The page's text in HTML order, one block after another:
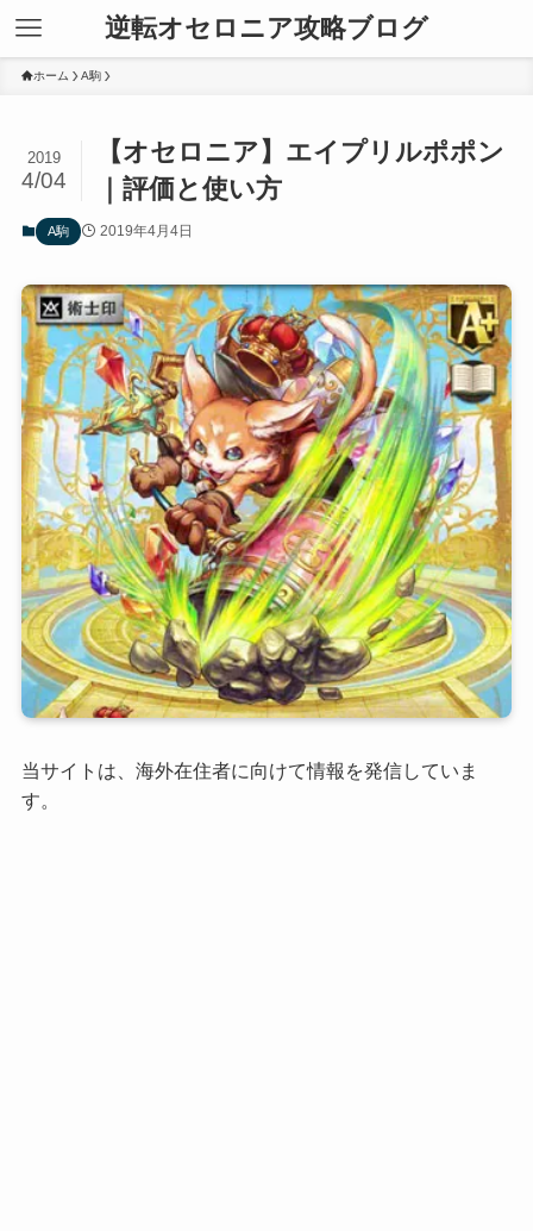
逆転オセロニア攻略ブログ
ホーム A駒
【オセロニア】エイプリルポポン
｜評価と使い方
2019
4/04
A駒 2019年4月4日
当サイトは、海外在住者に向けて情報を発信していま
す。